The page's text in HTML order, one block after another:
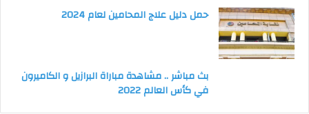
حمل دليل علاج المحامين لعام 2024
بث مباشر .. مشاهدة مباراة البرازيل و الكاميرون
في كأس العالم 2022